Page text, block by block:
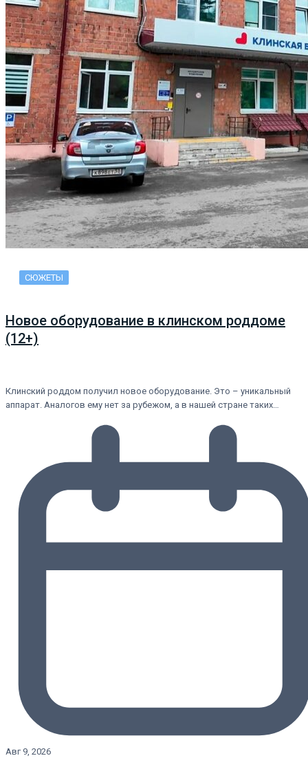
СЮЖЕТЫ
Новое оборудование в клинском роддоме
(12+)
Клинский роддом получил новое оборудование. Это – уникальный
аппарат. Аналогов ему нет за рубежом, а в нашей стране таких…
Авг 9, 2026